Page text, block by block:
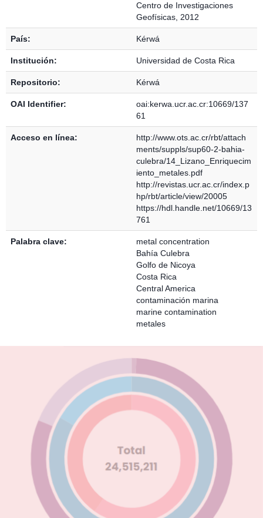
Centro de Investigaciones
Geofísicas, 2012
País: Kérwá
Institución: Universidad de Costa Rica
Repositorio: Kérwá
OAI Identifier:
oai:kerwa.ucr.ac.cr:10669/137
61
Acceso en línea:
http://www.ots.ac.cr/rbt/attach
ments/suppls/sup60-2-bahia-
culebra/14_Lizano_Enriquecim
iento_metales.pdf
http://revistas.ucr.ac.cr/index.p
hp/rbt/article/view/20005
https://hdl.handle.net/10669/13
761
Palabra clave:
metal concentration
Bahía Culebra
Golfo de Nicoya
Costa Rica
Central America
contaminación marina
marine contamination
metales